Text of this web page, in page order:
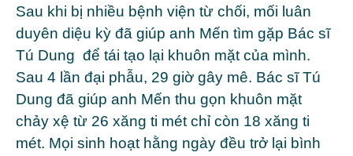
Sau khi bị nhiều bệnh viện từ chối, mối luân
duyên diệu kỳ đã giúp anh Mến tìm gặp Bác sĩ
Tú Dung để tái tạo lại khuôn mặt của mình.
Sau 4 lần đại phẫu, 29 giờ gây mê. Bác sĩ Tú
Dung đã giúp anh Mến thu gọn khuôn mặt
chảy xệ từ 26 xăng ti mét chỉ còn 18 xăng ti
mét. Mọi sinh hoạt hằng ngày đều trở lại bình